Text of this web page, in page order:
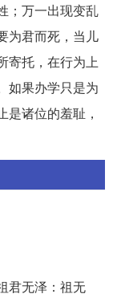
；万一出现变乱
为君而死，当儿
寄托，在行为上
如果办学只是为
诸位的羞耻，
君无泽：祖无